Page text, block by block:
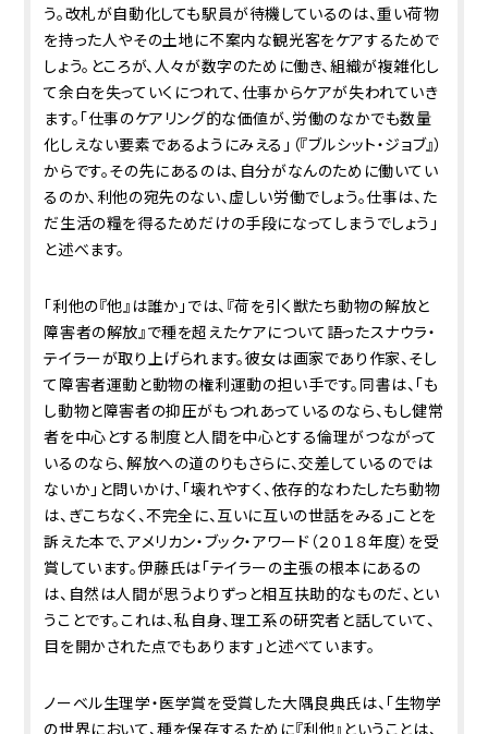
う。改札が自動化しても駅員が待機しているのは、重い荷物
を持った人やその土地に不案内な観光客をケアするためで
しょう。ところが、人々が数字のために働き、組織が複雑化し
て余白を失っていくにつれて、仕事からケアが失われていき
ます。「仕事のケアリング的な価値が、労働のなかでも数量
化しえない要素であるようにみえる」（『ブルシット・ジョブ』）
からです。その先にあるのは、自分がなんのために働いてい
るのか、利他の宛先のない、虚しい労働でしょう。仕事は、た
だ生活の糧を得るためだけの手段になってしまうでしょう」
と述べます。
「利他の『他』は誰か」では、『荷を引く獣たち――動物の解放と
障害者の解放』で種を超えたケアについて語ったスナウラ・
テイラーが取り上げられます。彼女は画家であり作家、そし
て障害者運動と動物の権利運動の担い手です。同書は、「も
し動物と障害者の抑圧がもつれあっているのなら、もし健常
者を中心とする制度と人間を中心とする倫理がつながって
いるのなら、解放への道のりもさらに、交差しているのでは
ないか」と問いかけ、「壊れやすく、依存的なわたしたち動物
は、ぎこちなく、不完全に、互いに互いの世話をみる」ことを
訴えた本で、アメリカン・ブック・アワード（２０１８年度）を受
賞しています。伊藤氏は「テイラーの主張の根本にあるの
は、自然は人間が思うよりずっと相互扶助的なものだ、とい
うことです。これは、私自身、理工系の研究者と話していて、
目を開かされた点でもあります」と述べています。
ノーベル生理学・医学賞を受賞した大隅良典氏は、「生物学
の世界において、種を保存するために『利他』ということは、